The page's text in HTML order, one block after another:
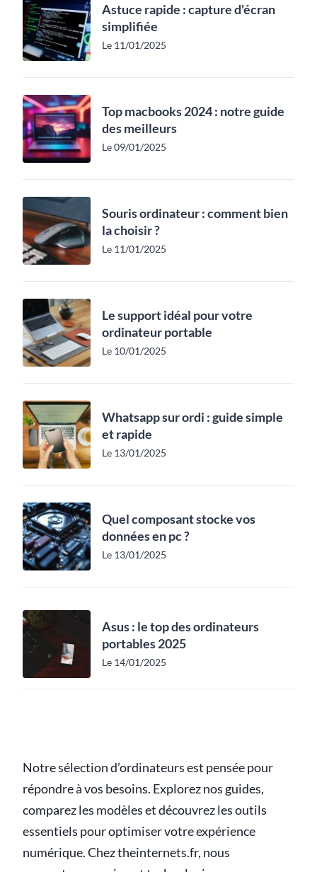
Astuce rapide : capture d'écran
simplifiée
Le 11/01/2025
Top macbooks 2024 : notre guide
des meilleurs
Le 09/01/2025
Souris ordinateur : comment bien
la choisir ?
Le 11/01/2025
Le support idéal pour votre
ordinateur portable
Le 10/01/2025
Whatsapp sur ordi : guide simple
et rapide
Le 13/01/2025
Quel composant stocke vos
données en pc ?
Le 13/01/2025
Asus : le top des ordinateurs
portables 2025
Le 14/01/2025
Notre sélection d’ordinateurs est pensée pour
répondre à vos besoins. Explorez nos guides,
comparez les modèles et découvrez les outils
essentiels pour optimiser votre expérience
numérique. Chez theinternets.fr, nous